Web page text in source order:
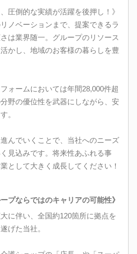
圧倒的な実績が活躍を後押し！》
ノベーションまで、提案できるラ
は業界随一。グループのリソース
かし、地域のお客様の暮らしを豊
ォームにおいては年間28,000件超
野の優位性を武器にしながら、安
。
んでいくことで、当社へのニーズ
見込みです。将来性あふれる事
として大きく成長してください！
プならではのキャリアの可能性》
に伴い、全国約120箇所に拠点を
げた当社。